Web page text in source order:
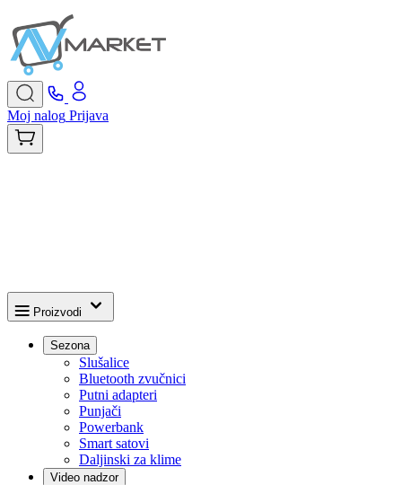
Moj nalog Prijava
Proizvodi
Sezona
Slušalice
Bluetooth zvučnici
Putni adapteri
Punjači
Powerbank
Smart satovi
Daljinski za klime
Video nadzor